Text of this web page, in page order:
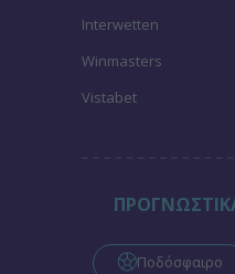
Interwetten
Winmasters
Vistabet
Ποδόσφαιρο